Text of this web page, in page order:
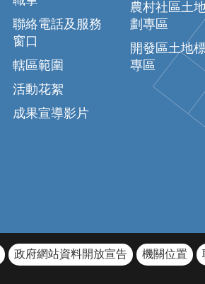
聯絡電話及服務
窗口
轄區範圍
活動花絮
成果宣導影片
農村社區土
劃專區
開發區土地
專區
政府網站資料開放宣告 機關位置